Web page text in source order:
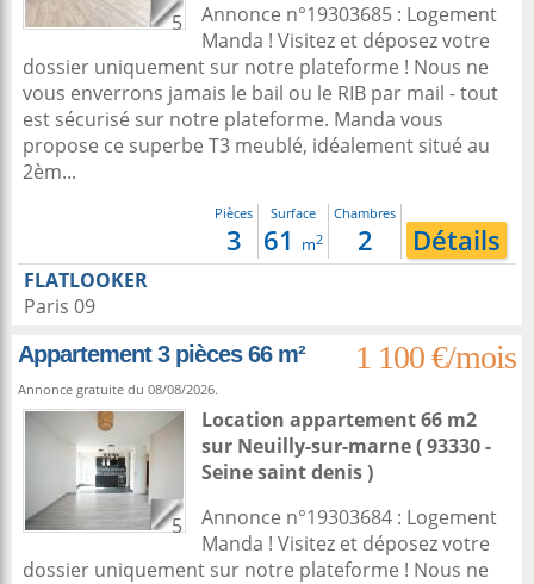
5
Annonce n°19303685 : Logement
Manda ! Visitez et déposez votre
dossier uniquement sur notre plateforme ! Nous ne
vous enverrons jamais le bail ou le RIB par mail - tout
est sécurisé sur notre plateforme. Manda vous
propose ce superbe T3 meublé, idéalement situé au
2èm...
Pièces
3
Surface
61 m2
Chambres
2 Détails
FLATLOOKER
Paris 09
Appartement 3 pièces 66 m²
1 100 €/mois
Annonce gratuite du 08/08/2026.
5
Location appartement 66 m2
sur Neuilly-sur-marne( 93330 -
Seine saint denis )
Annonce n°19303684 : Logement
Manda ! Visitez et déposez votre
dossier uniquement sur notre plateforme ! Nous ne